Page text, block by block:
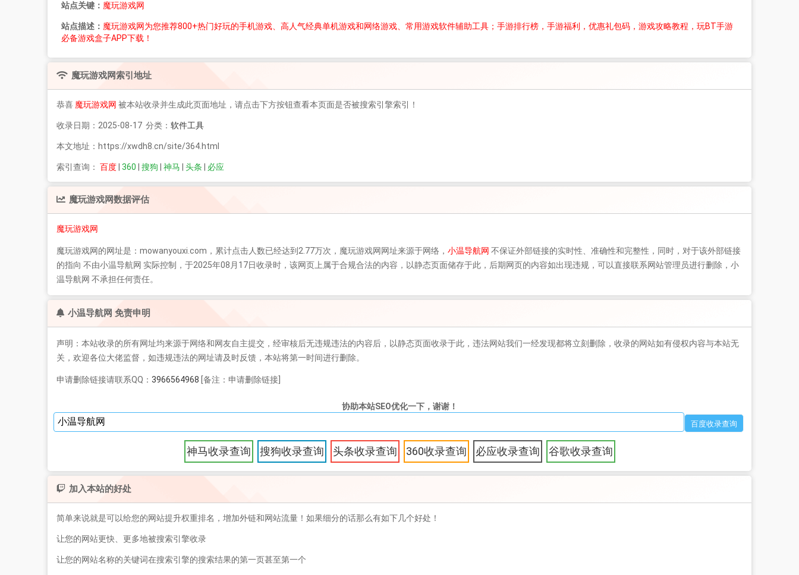
站点关键： 魔玩游戏网
站点描述： 魔玩游戏网为您推荐800+热门好玩的手机游戏、高人气经典单机游戏和网络游戏、常用游戏软件辅助工具；手游排行榜，手游福利，优惠礼包码，游戏攻略教程，玩BT手游
必备游戏盒子APP下载！
魔玩游戏网索引地址
恭喜 魔玩游戏网 被本站收录并生成此页面地址，请点击下方按钮查看本页面是否被搜索引擎索引！
收录日期：2025-08-17 分类： 软件工具
本文地址：https://xwdh8.cn/site/364.html
索引查询： 百度 360 搜狗 神马 头条 必应
魔玩游戏网数据评估
魔玩游戏网
魔玩游戏网的网址是：mowanyouxi.com，累计点击人数已经达到2.77万次， 魔玩游戏网 网址来源于网络， 小温导航网 不保证外部链接的实时性、准确性和完整性，同时，对于该外部链接
的指向 不由小温导航网 实际控制，于2025年08月17日收录时，该网页上属于合规合法的内容，以静态页面储存于此，后期网页的内容如出现违规，可以直接联系网站管理员进行删除，小
温导航网 不承担任何责任。
小温导航网 免责申明
声明：本站收录的所有网址均来源于网络和网友自主提交，经审核后无违规违法的内容后，以静态页面收录于此，违法网站我们一经发现都将立刻删除，收录的网站如有侵权内容与本站无
关，欢迎各位大佬监督，如违规违法的网址请及时反馈，本站将第一时间进行删除。
申请删除链接请联系QQ： 3966564968 [备注：申请删除链接]
协助本站SEO优化一下，谢谢！
神马收录查询 搜狗收录查询 头条收录查询 360收录查询 必应收录查询 谷歌收录查询
加入本站的好处
简单来说就是可以给您的网站提升权重排名，增加外链和网站流量！如果细分的话那么有如下几个好处！
让您的网站更快、更多地被搜索引擎收录
让您的网站名称的关键词在搜索引擎的搜索结果的第一页甚至第一个